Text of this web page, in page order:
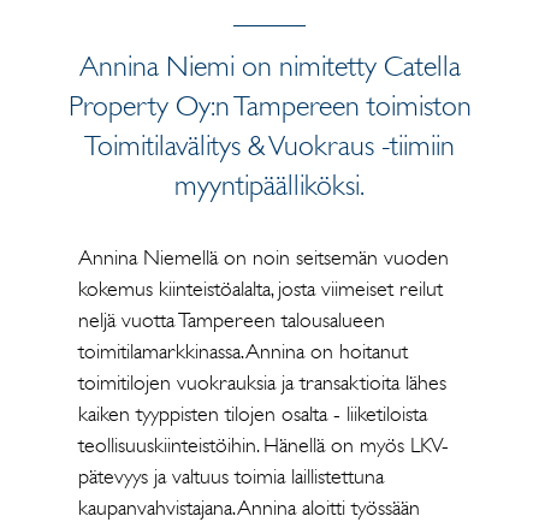
Annina Niemi on nimitetty Catella
Property Oy:n Tampereen toimiston
Toimitilavälitys & Vuokraus -tiimiin
myyntipäälliköksi.
Annina Niemellä on noin seitsemän vuoden
kokemus kiinteistöalalta, josta viimeiset reilut
neljä vuotta Tampereen talousalueen
toimitilamarkkinassa. Annina on hoitanut
toimitilojen vuokrauksia ja transaktioita lähes
kaiken tyyppisten tilojen osalta - liiketiloista
teollisuuskiinteistöihin. Hänellä on myös LKV-
pätevyys ja valtuus toimia laillistettuna
kaupanvahvistajana. Annina aloitti työssään